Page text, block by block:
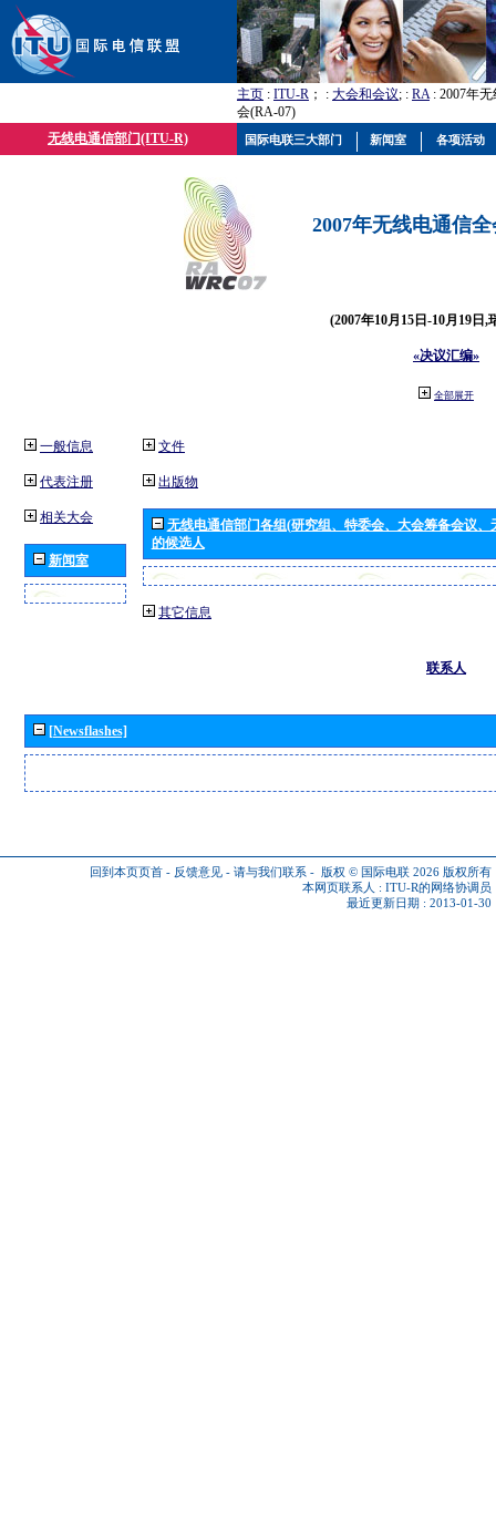
主页 : ITU-R ； : 大会和会议; : RA: 2007年
会(RA-07)
无线电通信部门(ITU-R)
2007年无线电通信
(2007年10月15日-10月19日,
«决议汇编»
全部展开
一般信息
代表注册
相关大会
新闻室
文件
出版物
无线电通信部门各组(研究组、特委会、大会筹备会议
的候选人
其它信息
联系人
[Newsflashes]
回到本页页首 - 反馈意见 - 请与我们联系 - 版权 © 国际电联 2026 版权所有
本网页联系人 : ITU-R的网络协调员
最近更新日期 : 2013-01-30
国际电联三大部门 新闻室 各项活动